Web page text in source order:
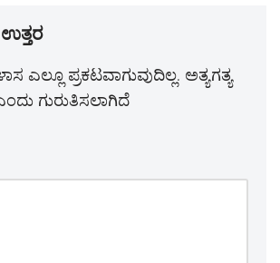
ಎಲ್ಲೂ ಪ್ರಕಟವಾಗುವುದಿಲ್ಲ. ಅತ್ಯಗತ್ಯ
ಗುರುತಿಸಲಾಗಿದೆ